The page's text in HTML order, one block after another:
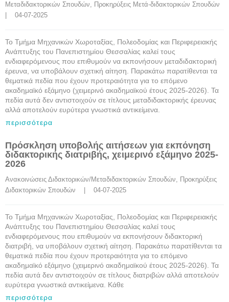
Μεταδιδακτορικών Σπουδών, Προκηρύξεις Μετά-διδακτορικών Σπουδών
|    04-07-2025
Το Τμήμα Μηχανικών Χωροταξίας, Πολεοδομίας και Περιφερειακής
Ανάπτυξης του Πανεπιστημίου Θεσσαλίας καλεί τους
ενδιαφερόμενους που επιθυμούν να εκπονήσουν μεταδιδακτορική
έρευνα, να υποβάλουν σχετική αίτηση. Παρακάτω παρατίθενται τα
θεματικά πεδία που έχουν προτεραιότητα για το επόμενο
ακαδημαϊκό εξάμηνο (χειμερινό ακαδημαϊκού έτους 2025-2026). Τα
πεδία αυτά δεν αντιστοιχούν σε τίτλους μεταδιδακτορικής έρευνας
αλλά αποτελούν ευρύτερα γνωστικά αντικείμενα.
περισσότερα
Πρόσκληση υποβολής αιτήσεων για εκπόνηση
διδακτορικής διατριβής, χειμερινό εξάμηνο 2025-
2026
Ανακοινώσεις Διδακτορικών/Μεταδιδακτορικών Σπουδών, Προκηρύξεις
Διδακτορικών Σπουδών
    |    04-07-2025
Το Τμήμα Μηχανικών Χωροταξίας, Πολεοδομίας και Περιφερειακής
Ανάπτυξης του Πανεπιστημίου Θεσσαλίας καλεί τους
ενδιαφερόμενους που επιθυμούν να εκπονήσουν διδακτορική
διατριβή, να υποβάλουν σχετική αίτηση. Παρακάτω παρατίθενται τα
θεματικά πεδία που έχουν προτεραιότητα για το επόμενο
ακαδημαϊκό εξάμηνο (χειμερινό ακαδημαϊκού έτους 2025-2026). Τα
πεδία αυτά δεν αντιστοιχούν σε τίτλους διατριβών αλλά αποτελούν
ευρύτερα γνωστικά αντικείμενα. Κάθε
περισσότερα